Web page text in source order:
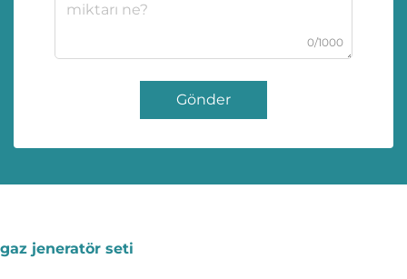
0/1000
Gönder
gaz jeneratör seti